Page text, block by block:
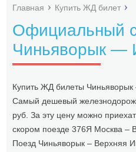
Главная Купить ЖД билет
Официальный
Чиньяворык —
Купить ЖД билеты
Самый дешевый
руб. За эту цену можно
скором поезде 376Я Москва –
Поезд Чиньяворык – Верхняя